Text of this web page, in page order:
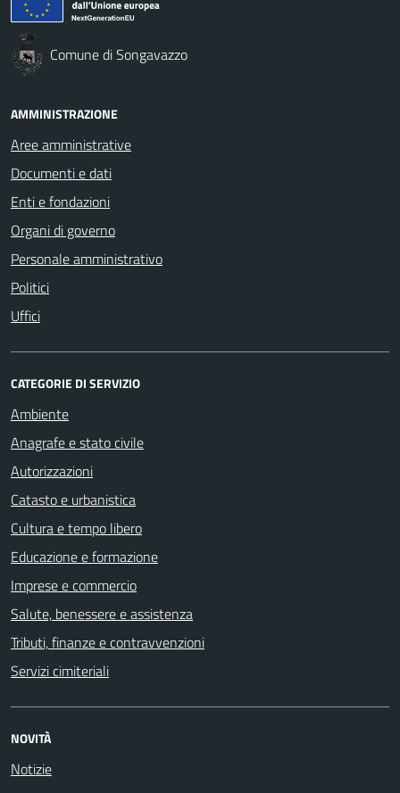
Comune di Songavazzo
AMMINISTRAZIONE
Aree amministrative
Documenti e dati
Enti e fondazioni
Organi di governo
Personale amministrativo
Politici
Uffici
CATEGORIE DI SERVIZIO
Ambiente
Anagrafe e stato civile
Autorizzazioni
Catasto e urbanistica
Cultura e tempo libero
Educazione e formazione
Imprese e commercio
Salute, benessere e assistenza
Tributi, finanze e contravvenzioni
Servizi cimiteriali
NOVITÀ
Notizie